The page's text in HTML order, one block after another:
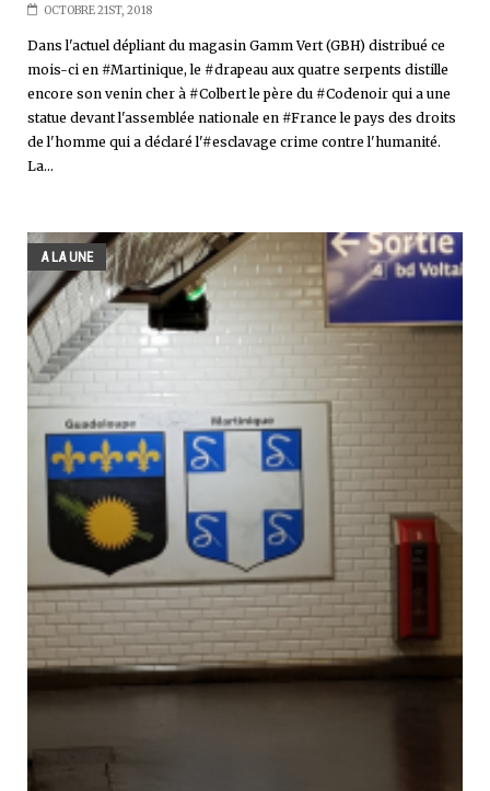
OCTOBRE 21ST, 2018
Dans l'actuel dépliant du magasin Gamm Vert (GBH) distribué ce
mois-ci en #Martinique, le #drapeau aux quatre serpents distille
encore son venin cher à #Colbert le père du #Codenoir qui a une
statue devant l'assemblée nationale en #France le pays des droits
de l'homme qui a déclaré l'#esclavage crime contre l'humanité.
La...
A LA UNE